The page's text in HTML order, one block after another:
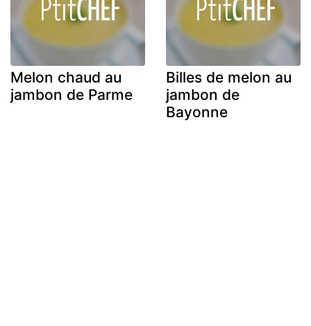
Melon chaud au
jambon de Parme
Billes de melon au
jambon de
Bayonne